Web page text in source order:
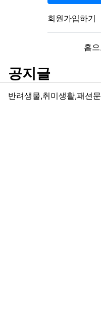
회원가입하기
홈
공지글